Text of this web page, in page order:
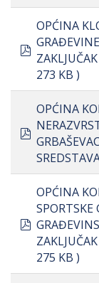
pdf
OPĆINA
273 KB )
pdf
OPĆINA
pdf
OPĆINA
SPORTSKE
275 KB )